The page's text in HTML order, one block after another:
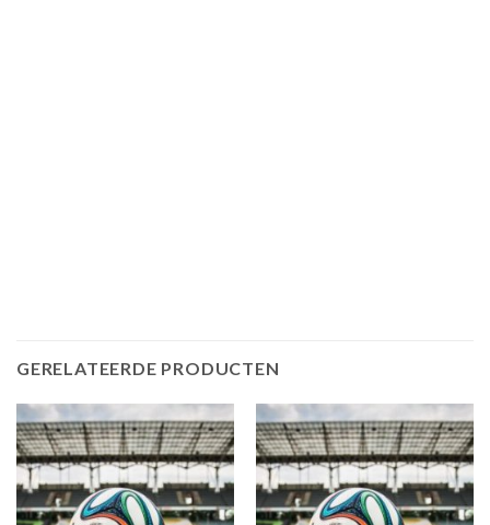
GERELATEERDE PRODUCTEN